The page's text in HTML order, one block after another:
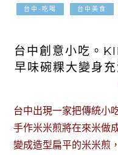
台中-吃喝 台中美食
台中創意小吃。
早味碗粿大變身
台中出現一家把傳統小
手作米米煎將在來米做
變成造型扁平的米米煎